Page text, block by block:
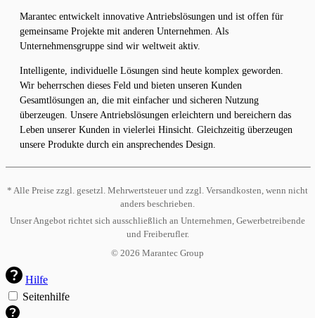
Marantec entwickelt innovative Antriebslösungen und ist offen für
gemeinsame Projekte mit anderen Unternehmen. Als
Unternehmensgruppe sind wir weltweit aktiv.
Intelligente, individuelle Lösungen sind heute komplex geworden.
Wir beherrschen dieses Feld und bieten unseren Kunden
Gesamtlösungen an, die mit einfacher und sicheren Nutzung
überzeugen. Unsere Antriebslösungen erleichtern und bereichern das
Leben unserer Kunden in vielerlei Hinsicht. Gleichzeitig überzeugen
unsere Produkte durch ein ansprechendes Design.
* Alle Preise zzgl. gesetzl. Mehrwertsteuer und zzgl. Versandkosten, wenn nicht
anders beschrieben.
Unser Angebot richtet sich ausschließlich an Unternehmen, Gewerbetreibende
und Freiberufler.
© 2026 Marantec Group
Hilfe
Seitenhilfe